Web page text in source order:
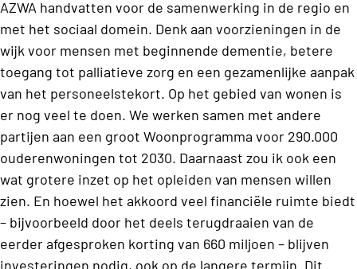
AZWA handvatten voor de samenwerking in de regio en
met het sociaal domein. Denk aan voorzieningen in de
wijk voor mensen met beginnende dementie, betere
toegang tot palliatieve zorg en een gezamenlijke aanpak
van het personeelstekort. Op het gebied van wonen is
er nog veel te doen. We werken samen met andere
partijen aan een groot Woonprogramma voor 290.000
ouderenwoningen tot 2030. Daarnaast zou ik ook een
wat grotere inzet op het opleiden van mensen willen
zien. En hoewel het akkoord veel financiële ruimte biedt
– bijvoorbeeld door het deels terugdraaien van de
eerder afgesproken korting van 660 miljoen – blijven
investeringen nodig, ook op de langere termijn. Dit